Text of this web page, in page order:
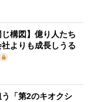
じ構図】億り人たち
よりも成長しうる
う「第2のキオクシ